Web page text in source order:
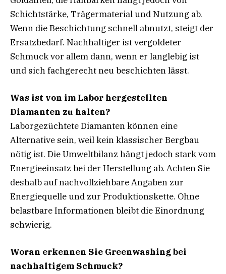
Schichtstärke, Trägermaterial und Nutzung ab.
Wenn die Beschichtung schnell abnutzt, steigt der
Ersatzbedarf. Nachhaltiger ist vergoldeter
Schmuck vor allem dann, wenn er langlebig ist
und sich fachgerecht neu beschichten lässt.
Was ist von im Labor hergestellten
Diamanten zu halten?
Laborgezüchtete Diamanten können eine
Alternative sein, weil kein klassischer Bergbau
nötig ist. Die Umweltbilanz hängt jedoch stark vom
Energieeinsatz bei der Herstellung ab. Achten Sie
deshalb auf nachvollziehbare Angaben zur
Energiequelle und zur Produktionskette. Ohne
belastbare Informationen bleibt die Einordnung
schwierig.
Woran erkennen Sie Greenwashing bei
nachhaltigem Schmuck?